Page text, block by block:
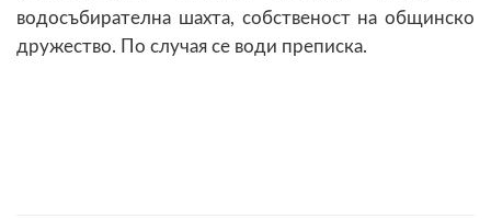
водосъбирателна шахта, собственост на общинско
дружество. По случая се води преписка.